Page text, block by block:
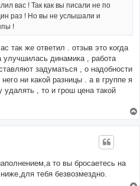
вас ! Так как вы писали не по
раз ! Но вы не услышали и
!
так же ответил . отзыв это когда
улучшилась динамика , работа
задуматься , о надобности
ни какой разницы . а в группе я
удалять , то и грош цена такой
то вы бросаетесь на
тебя безвозмездно.